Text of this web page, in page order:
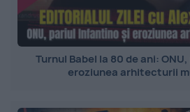
Turnul Babel la 80 de ani:
eroziunea arhitecturii